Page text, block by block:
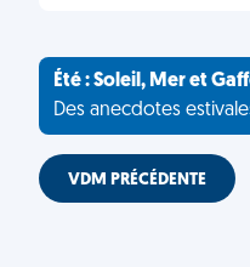
Été : Soleil, Mer et
Des anecdotes
VDM PRÉCÉDENTE